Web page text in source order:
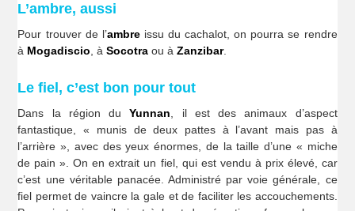
L’ambre, aussi
Pour trouver de l’ambreissu du cachalot, on pourra se rendre
à Mogadiscio , àSocotra ou àZanzibar.
Le fiel, c’est bon pour tout
Dans la région duYunnan , il est des animaux d’aspect
fantastique, « munis de deux pattes à l’avant mais pas à
l’arrière », avec des yeux énormes, de la taille d’une « miche
de pain ». On en extrait un fiel, qui est vendu à prix élevé, car
c’est une véritable panacée. Administré par voie générale, ce
fiel permet de vaincre la gale et de faciliter les accouchements.